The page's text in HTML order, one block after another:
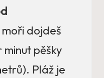
moři dojdeš
pěšky
Pláž je